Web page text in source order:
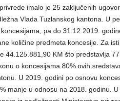
imalo je 25 zaključenih
Vlada Tuzlanskog kantona. U
pa do 31.12.2019.
količine predmeta koncesije. Za
44.125.881,90 KM što predstavlja
o koncesijama 80% ovih
U 2019. godini po osnovu
manje u odnosu na 2018. godinu.